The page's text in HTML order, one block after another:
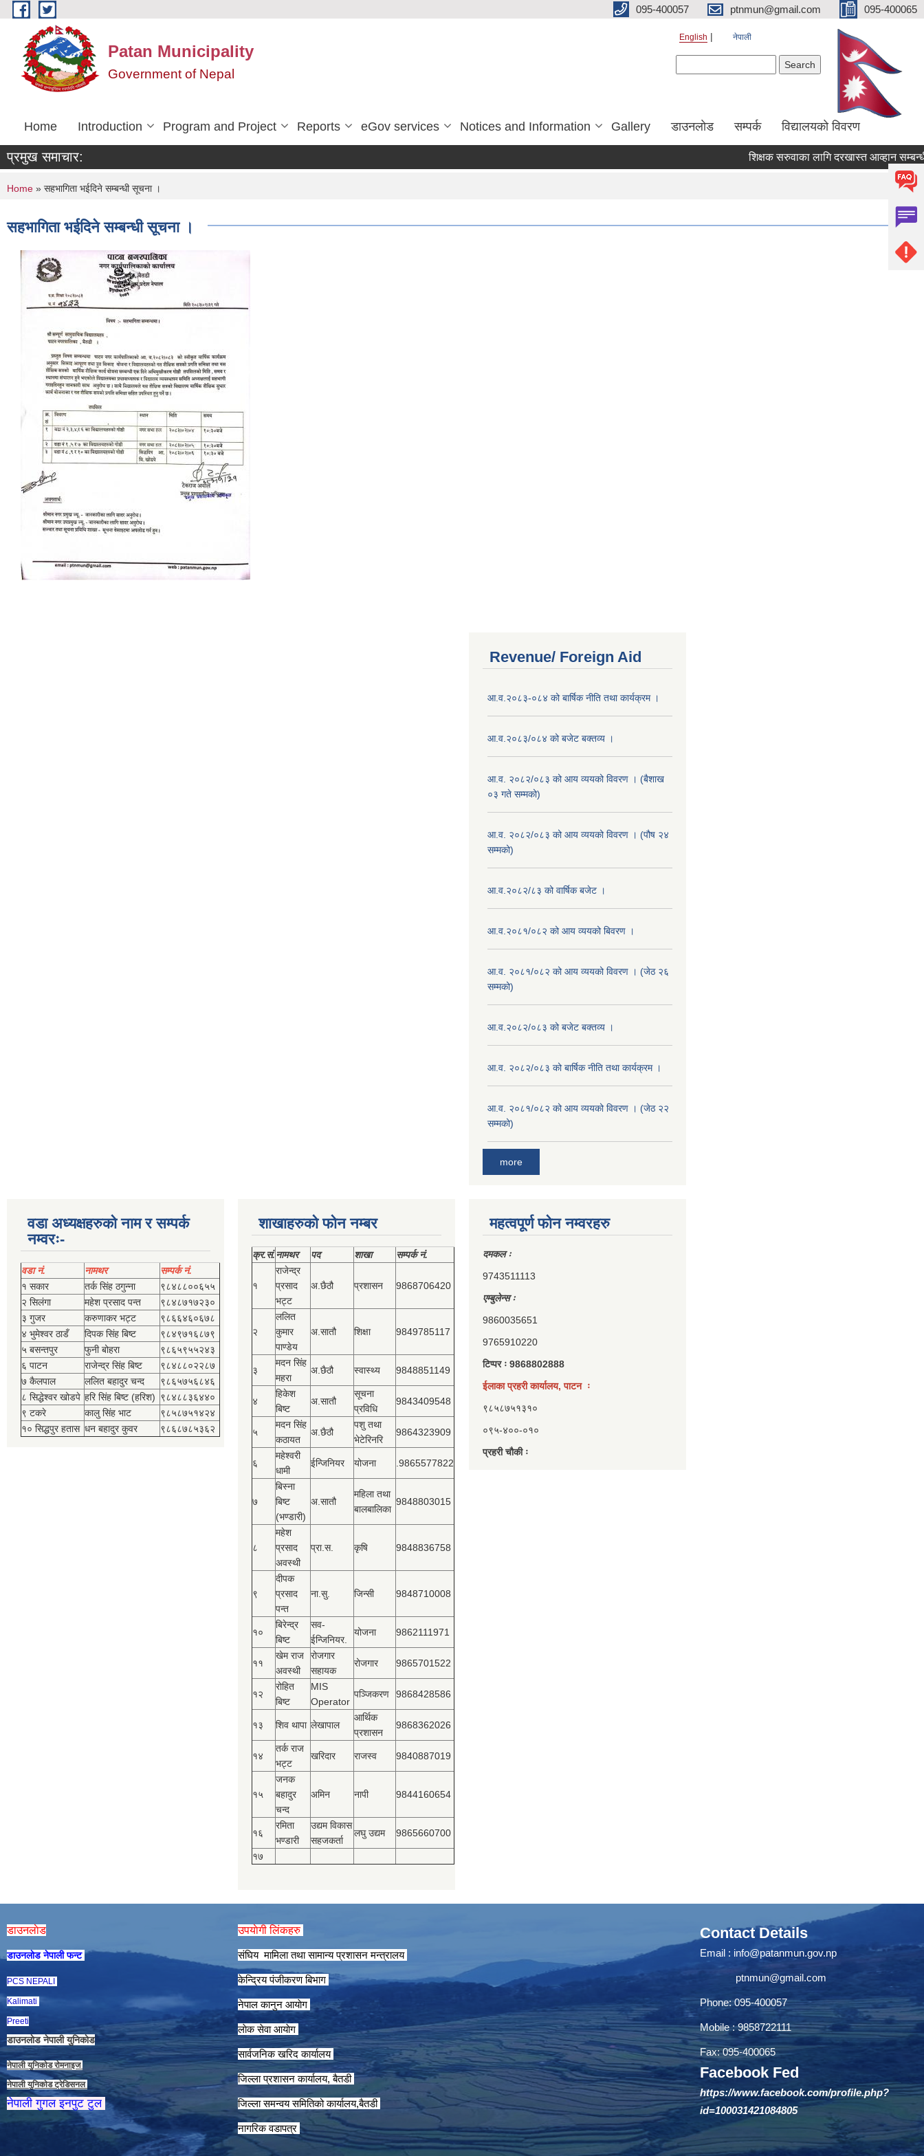
Skip to main content 095-400057 ptnmun@gmail.com 095-400065
Patan Municipality
Government of Nepal
English नेपाली
Home Introduction Program and Project Reports eGov services Notices and Information Gallery डाउनलाेड सम्पर्क विद्यालयको विवरण
प्रमुख समाचार: शिक्षक सरुवाका लागि दरखास्त आव्हान सम्बन्धी
You are here
Home » सहभागिता भईदिने सम्बन्धी सूचना ।
सहभागिता भईदिने सम्बन्धी सूचना ।
Revenue/ Foreign Aid
आ.व.२०८३-०८४ को बार्षिक नीति तथा कार्यक्रम ।
आ.व.२०८३/०८४ को बजेट बक्तव्य ।
आ.व. २०८२/०८३ को आय व्ययको विवरण । (बैशाख
०३ गते सम्मको)
आ.व. २०८२/०८३ को आय व्ययको विवरण । (पौष २४
सम्मको)
आ.व.२०८२/८३ को वार्षिक बजेट ।
आ.व.२०८१/०८२ को आय व्ययको बिवरण ।
आ.व. २०८१/०८२ को आय व्ययको विवरण । (जेठ २६
सम्मको)
आ.व.२०८२/०८३ को बजेट बक्तव्य ।
आ.व. २०८२/०८३ को बार्षिक नीति तथा कार्यक्रम ।
आ.व. २०८१/०८२ को आय व्ययको विवरण । (जेठ २२
सम्मको)
more
वडा अध्यक्षहरुको नाम र सम्पर्क
नम्वरः-
वडा नं. नामथर
सम्पर्क नं.
१ सकार
तर्क सिंह ठगुन्‍ना
९८४८८००६५५
२ सिलंगा
महेश प्रसाद पन्त
९८४८७१७२३०
३ गुजर
करुणाकर भट्ट
९८६६४६०६७८
४ भुमेश्‍वर ठाडँ
दिपक सिंह बिष्‍ट
९८४९७१६८७९
५ बसन्तपुर
फुनी बोहरा
९८६५९५५२४३
६ पाटन
राजेन्द्र सिंह बिष्‍ट
९८४८८०२२८७
७ कैलपाल
ललित बहादुर चन्द
९८६५७५६८४६
८ सिद्धेश्‍वर खोडपे हरि सिंह बिष्‍ट (हरिश) ९८४८८३६४४०
९ टकरे
कालु सिंह भाट
९८५८७५१४२४
१० सिद्धपुर हतास धन बहादुर कुवर ९८६८७८५३६२
शाखाहरुको फोन नम्बर
क्र.सं.नामथर पद शाखा सम्‍पर्क नं.
१
राजेन्द्र
प्रसाद
भट्ट
अ.छैठौ प्रशासन 9868706420
२
ललित
कुमार
पाण्डेय
अ.सातौ शिक्षा 9849785117
३
मदन सिंह
महरा
अ.छैठौ स्वास्थ्य 9848851149
४
हिकेश
बिष्‍ट
अ.सातौ
सूचना
प्रविधि
9843409548
५
मदन सिंह
कठायत
अ.छैठौ
पशु तथा
भेटेरिनरि
9864323909
६
महेश्‍वरी
धामी
ईन्जिनियर योजना .9865577822
७
बिस्‍ना
बिष्‍ट
(भण्डारी)
अ.सातौ
महिला तथा
बालबालिका
9848803015
८
महेश
प्रसाद
अवस्थी
प्रा.स. कृषि 9848836758
९
दीपक
प्रसाद
पन्त
ना.सु. जिन्सी 9848710008
१०
बिरेन्द्र
बिष्‍ट
सव-
ईन्जिनियर.
योजना 9862111971
११
खेम राज
अवस्थी
रोजगार
सहायक
रोजगार 9865701522
१२
रोहित
बिष्‍ट
MIS
Operator
पञ्‍जिकरण 9868428586
१३ शिव थापा लेखापाल
आर्थिक
प्रशासन
9868362026
१४
तर्क राज
भट्ट
खरिदार राजस्‍व 9840887019
१५
जनक
बहादुर
चन्द
अमिन नापी 9844160654
१६
रमिता
भण्डारी
उद्यम विकास
सहजकर्ता
लघु उद्यम 9865660700
१७
महत्वपूर्ण फोन नम्वरहरु
दमकल ः
9743511113
एम्बुलेन्स ः
9860035651
9765910220
टिप्पर ः 9868802888
ईलाका प्रहरी कार्यालय, पाटन ः
९८५८७५१३१०
०९५-४००-०१०
प्रहरी चौकी ः
डाउनलाेड
डाउनलाेड नेपाली फन्ट
PCS NEPALI
Kalimati
Preeti
डाउनलाेड नेपाली युनिकाेड
नेपाली युनिकाेड राेमनाइज
नेपाली युनिकाेड ट्रेडिसनल
नेपाली गुगल इनपुट टुल
उपयाेगी लिंकहरु
संघिय मामिला तथा सामान्य प्रशासन मन्त्रालय
केन्द्रिय पंजीकरण बिभाग
नेपाल कानुन आयाेग
लाेक सेवा आयाेग
सार्वजनिक खरिद कार्यालय
जिल्ला प्रशासन कार्यालय, बैतडी
जिल्ला समन्वय समितिको कार्यालय,बैतडी
नागरिक वडापत्र
Contact Details
Email : info@patanmun.gov.np
ptnmun@gmail.com
Phone: 095-400057
Mobile : 9858722111
Fax: 095-400065
Facebook Fed
https://www.facebook.com/profile.php?
id=100031421084805